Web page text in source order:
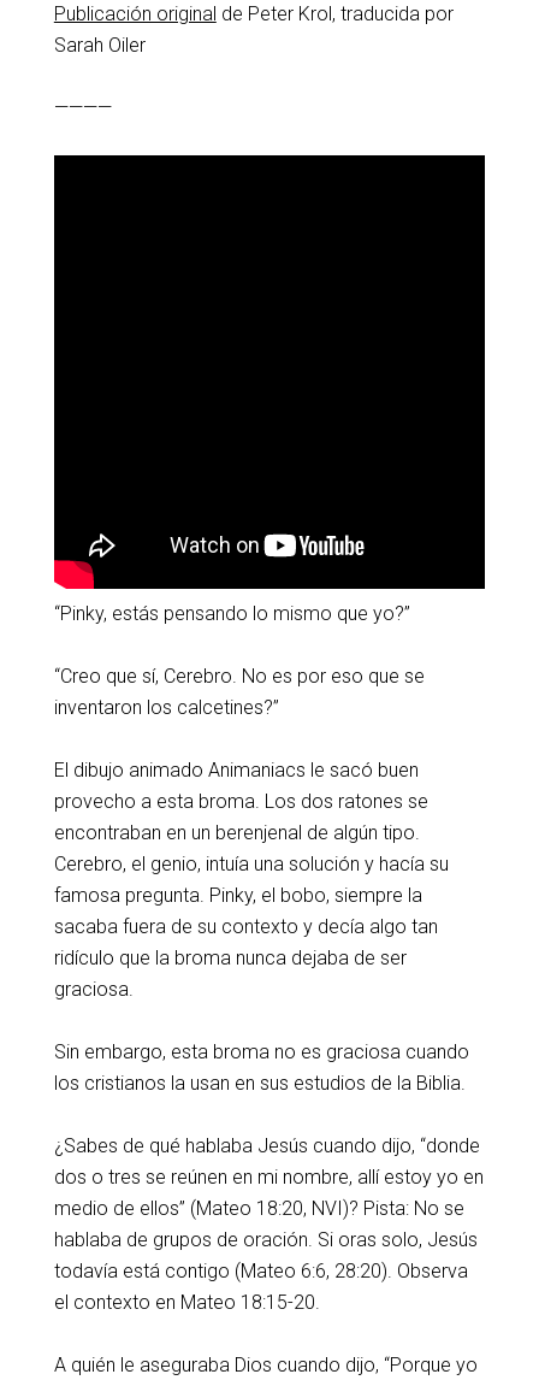
Publicación original de Peter Krol, traducida por
Sarah Oiler
————
“Pinky, estás pensando lo mismo que yo?”
“Creo que sí, Cerebro. No es por eso que se
inventaron los calcetines?”
El dibujo animado Animaniacs le sacó buen
provecho a esta broma. Los dos ratones se
encontraban en un berenjenal de algún tipo.
Cerebro, el genio, intuía una solución y hacía su
famosa pregunta. Pinky, el bobo, siempre la
sacaba fuera de su contexto y decía algo tan
ridículo que la broma nunca dejaba de ser
graciosa.
Sin embargo, esta broma no es graciosa cuando
los cristianos la usan en sus estudios de la Biblia.
¿Sabes de qué hablaba Jesús cuando dijo, “donde
dos o tres se reúnen en mi nombre, allí estoy yo en
medio de ellos” (Mateo 18:20, NVI)? Pista: No se
hablaba de grupos de oración. Si oras solo, Jesús
todavía está contigo (Mateo 6:6, 28:20). Observa
el contexto en Mateo 18:15-20.
A quién le aseguraba Dios cuando dijo, “Porque yo